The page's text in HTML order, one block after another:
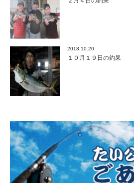
2018.10.20
１０月１９日の釣果